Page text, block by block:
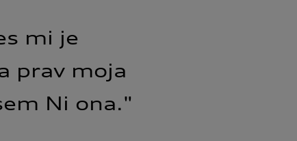
mi je
prav moja
Ni ona."